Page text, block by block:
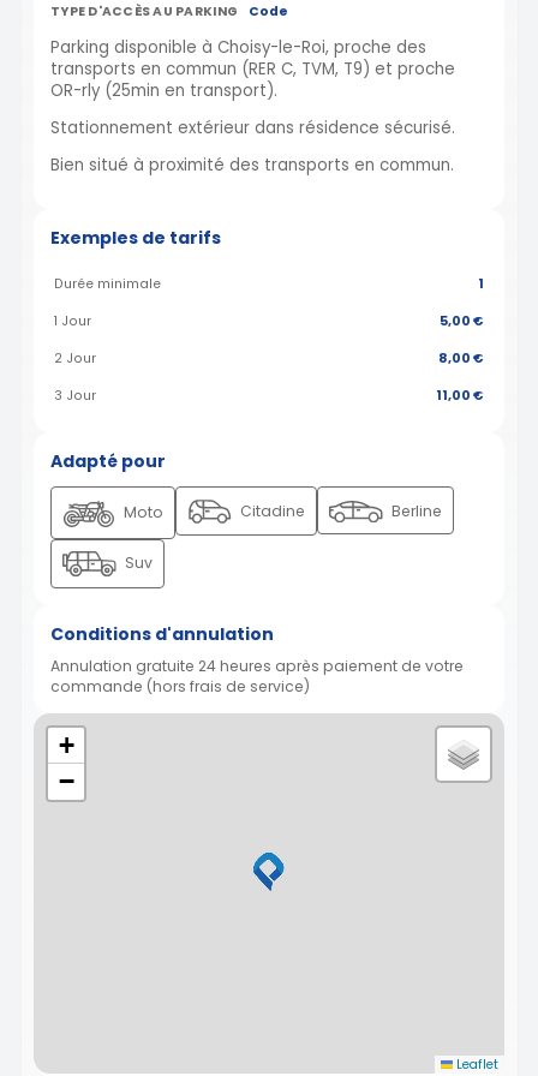
TYPE D'ACCÈS AU PARKING Code
Parking disponible à Choisy-le-Roi, proche des
transports en commun (RER C, TVM, T9) et proche
OR-rly (25min en transport).
Stationnement extérieur dans résidence sécurisé.
Bien situé à proximité des transports en commun.
Exemples de tarifs
Durée minimale 1
1 Jour 5,00 €
2 Jour 8,00 €
3 Jour 11,00 €
Adapté pour
Moto Citadine Berline
Suv
Conditions d'annulation
Annulation gratuite 24 heures après paiement de votre
commande (hors frais de service)
+
−
Leaflet